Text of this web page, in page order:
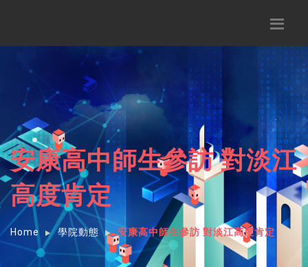
安康高中師生參訪 對淡江
高度肯定
Home 學院動態 安康高中師生參訪 對淡江高度肯定